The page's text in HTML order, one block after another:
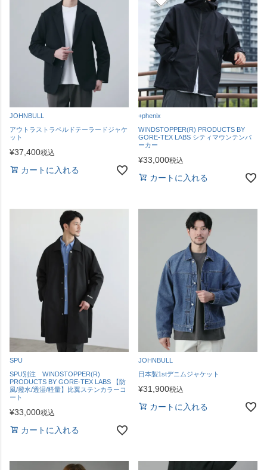
JOHNBULL
アウトラストラペルドテーラードジャケ
ット
¥37,400税込
カートに入れる
+phenix
WINDSTOPPER(R) PRODUCTS BY
GORE-TEX LABS シティマウンテンパ
ーカー
¥33,000税込
カートに入れる
SPU
SPU別注 WINDSTOPPER(R)
PRODUCTS BY GORE-TEX LABS 【防
風/撥水/透湿/軽量】比翼ステンカラーコ
ート
¥33,000税込
カートに入れる
JOHNBULL
日本製1stデニムジャケット
¥31,900税込
カートに入れる